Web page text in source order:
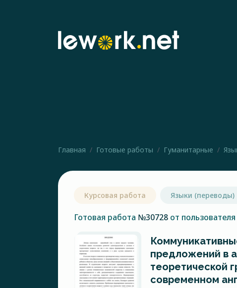
Главная Готовые работы Гуманитарные
Курсовая работа Языки (переводы)
Готовая работа №30728 от пользователя
предложений в
теоретической
современном